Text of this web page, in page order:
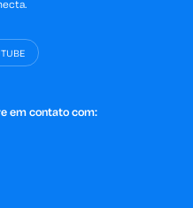
em contato com: